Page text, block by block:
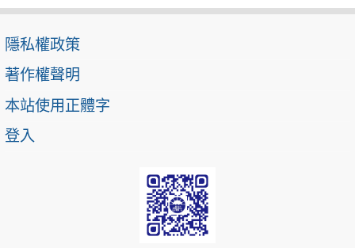
隱私權政策
著作權聲明
本站使用正體字
登入